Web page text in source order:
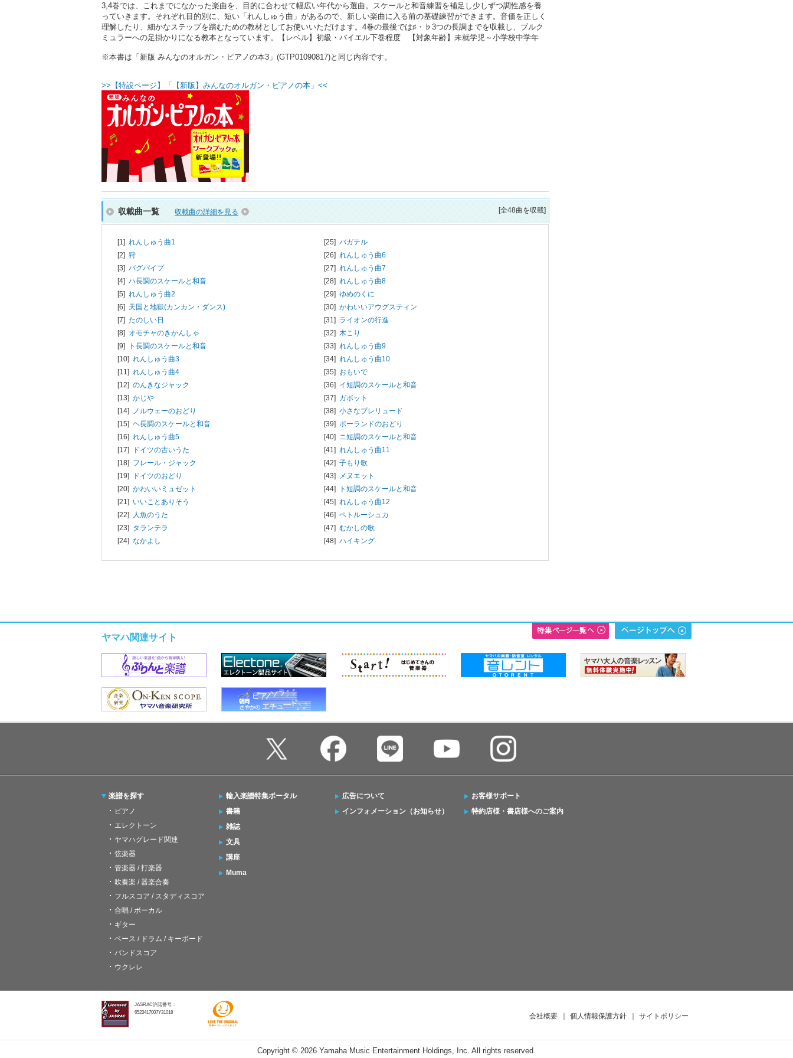
3,4巻では、これまでになかった楽曲を、目的に合わせて幅広い年代から選曲。スケールと和音練習を補足し少しずつ調性感を養
っていきます。それぞれ目的別に、短い「れんしゅう曲」があるので、新しい楽曲に入る前の基礎練習ができます。音価を正しく
理解したり、細かなステップを踏むための教材としてお使いいただけます。4巻の最後では♯・♭3つの長調までを収載し、ブルク
ミュラーへの足掛かりになる教本となっています。【レベル】初級・バイエル下巻程度 【対象年齢】未就学児～小学校中学年
※本書は「新版 みんなのオルガン・ピアノの本3」(GTP01090817)と同じ内容です。
>>【特設ページ】「【新版】みんなのオルガン・ピアノの本」<<
収載曲一覧 収載曲の詳細を見る [全48曲を収載]
[1] れんしゅう曲1
[2] 狩
[3] バグパイプ
[4] ハ長調のスケールと和音
[5] れんしゅう曲2
[6] 天国と地獄(カンカン・ダンス)
[7] たのしい日
[8] オモチャのきかんしゃ
[9]
ト長調のスケールと和音
[10] れんしゅう曲3
[11] れんしゅう曲4
[12] のんきなジャック
[13] かじや
[14]
ノルウェーのおどり
[15] ヘ長調のスケールと和音
[16] れんしゅう曲5
[17]
ドイツの古いうた
[18] フレール・ジャック
[19]
ドイツのおどり
[20] かわいいミュゼット
[21] いいことありそう
[22]
人魚のうた
[23] タランテラ
[24] なかよし
[25] バガテル
[26] れんしゅう曲6
[27] れんしゅう曲7
[28] れんしゅう曲8
[29] ゆめのくに
[30] かわいいアウグスティン
[31] ライオンの行進
[32] 木こり
[33] れんしゅう曲9
[34] れんしゅう曲10
[35] おもいで
[36] イ短調のスケールと和音
[37] ガボット
[38] 小さなプレリュード
[39] ポーランドのおどり
[40] ニ短調のスケールと和音
[41] れんしゅう曲11
[42] 子もり歌
[43]
メヌエット
[44]
ト短調のスケールと和音
[45] れんしゅう曲12
[46] ペトルーシュカ
[47] むかしの歌
[48] ハイキング
ヤマハ関連サイト
楽譜を探す
ピアノ
エレクトーン
ヤマハグレード関連
弦楽器
管楽器 / 打楽器
吹奏楽 / 器楽合奏
フルスコア / スタディスコア
合唱 / ボーカル
ギター
ベース / ドラム / キーボード
バンドスコア
ウクレレ
輸入楽譜特集ポータル
書籍
雑誌
文具
講座
Muma
広告について
インフォメーション（お知らせ）
お客様サポート
特約店様・書店様へのご案内
JASRAC許諾番号：
6523417007Y31018
会社概要 個人情報保護方針 サイトポリシー
Copyright © 2026 Yamaha Music Entertainment Holdings, Inc. All rights reserved.